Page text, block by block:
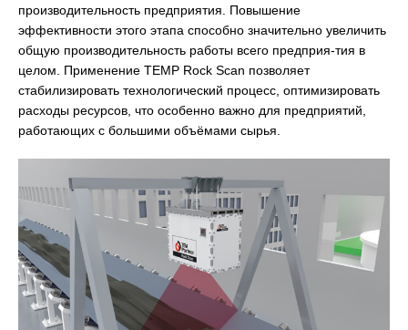
производительность предприятия. Повышение
эффективности этого этапа способно значительно увеличить
общую производительность работы всего предприя-тия в
целом. Применение TEMP Rock Scan позволяет
стабилизировать технологический процесс, оптимизировать
расходы ресурсов, что особенно важно для предприятий,
работающих с большими объёмами сырья.